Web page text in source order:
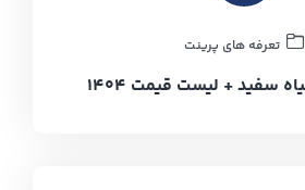
تعرفه های پرینت
سفید + لیست قیمت ۱۴۰۴